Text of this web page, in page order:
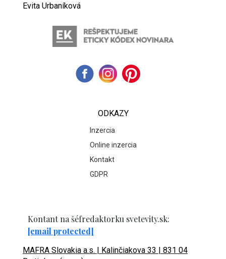
Evita Urbaníková
ODKAZY
Inzercia
Online inzercia
Kontakt
GDPR
Kontant na šéfredaktorku svetevity.sk:
[email protected]
MAFRA Slovakia a.s. | Kalinčiakova 33 | 831 04